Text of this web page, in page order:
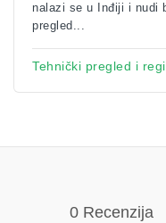
nalazi se u Inđiji i nudi
pregled...
Tehnički pregled i
0 Recenzija